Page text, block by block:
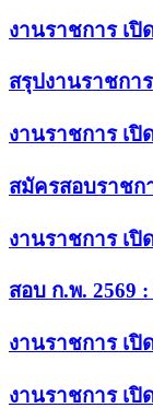
งานราชการ เปิ
สรุปงานราชกา
งานราชการ เ
สมัครสอบราช
งานราชการ เ
สอบ ก.พ. 2569
งานราชการ เ
งานราชการ เ